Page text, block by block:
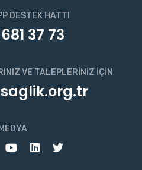
DESTEK HATTI
37 73
VE TALEPLERINIZ İÇIN